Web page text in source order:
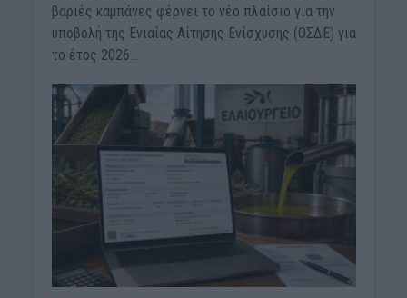
βαριές καμπάνες φέρνει το νέο πλαίσιο για την
υποβολή της Ενιαίας Αίτησης Ενίσχυσης (ΟΣΔΕ) για
το έτος 2026...